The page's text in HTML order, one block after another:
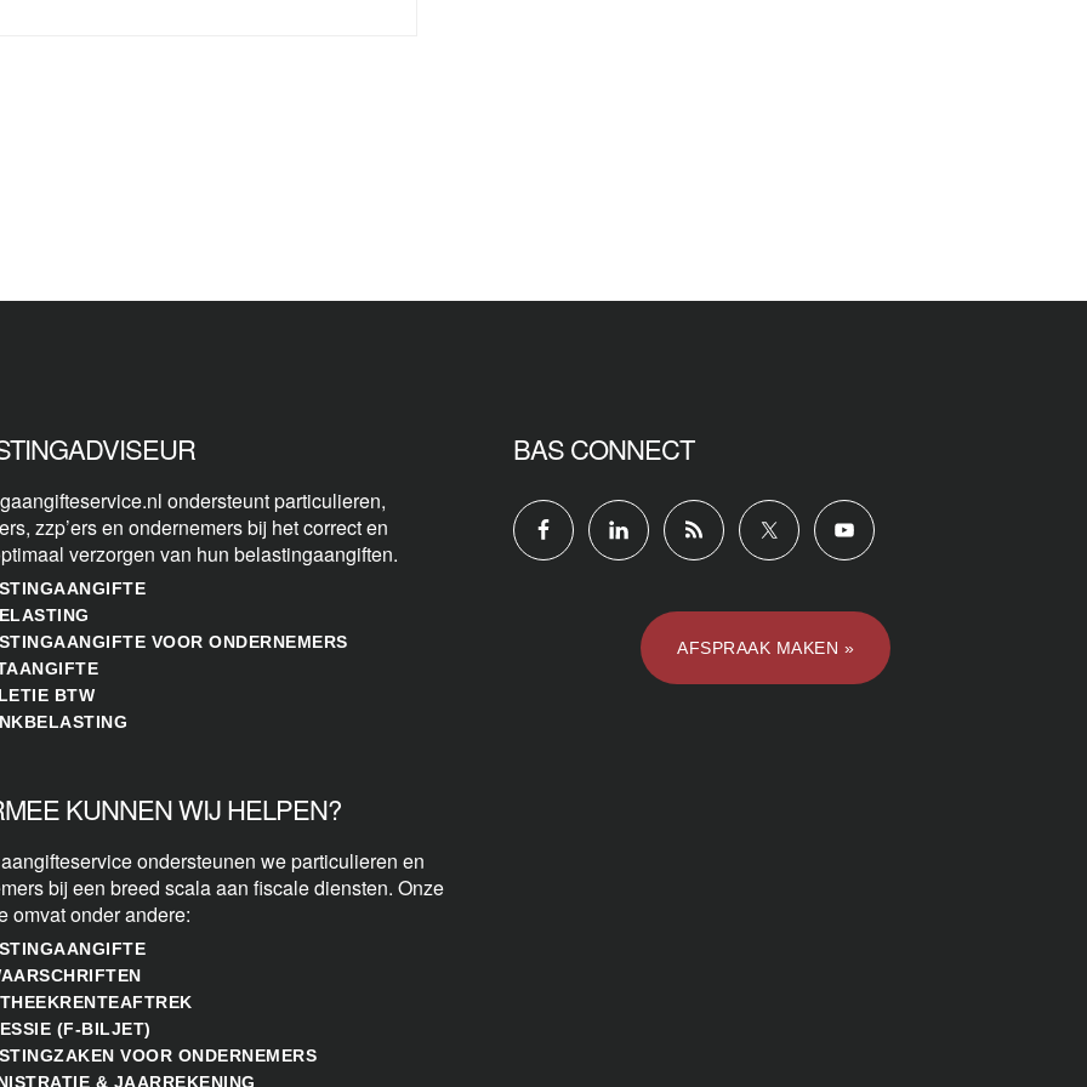
ondersteunt particulieren,
zzp’ers en ondernemers bij het correct en
verzorgen van hun belastingaangiften.
VOOR ONDERNEMERS
BTW
KUNNEN WIJ HELPEN?
ondersteunen we particulieren en
bij een breed scala aan fiscale diensten. Onze
omvat onder andere:
(F-BILJET)
VOOR ONDERNEMERS
& JAARREKENING
BAS CONNECT
AFSPRAAK MAKEN »